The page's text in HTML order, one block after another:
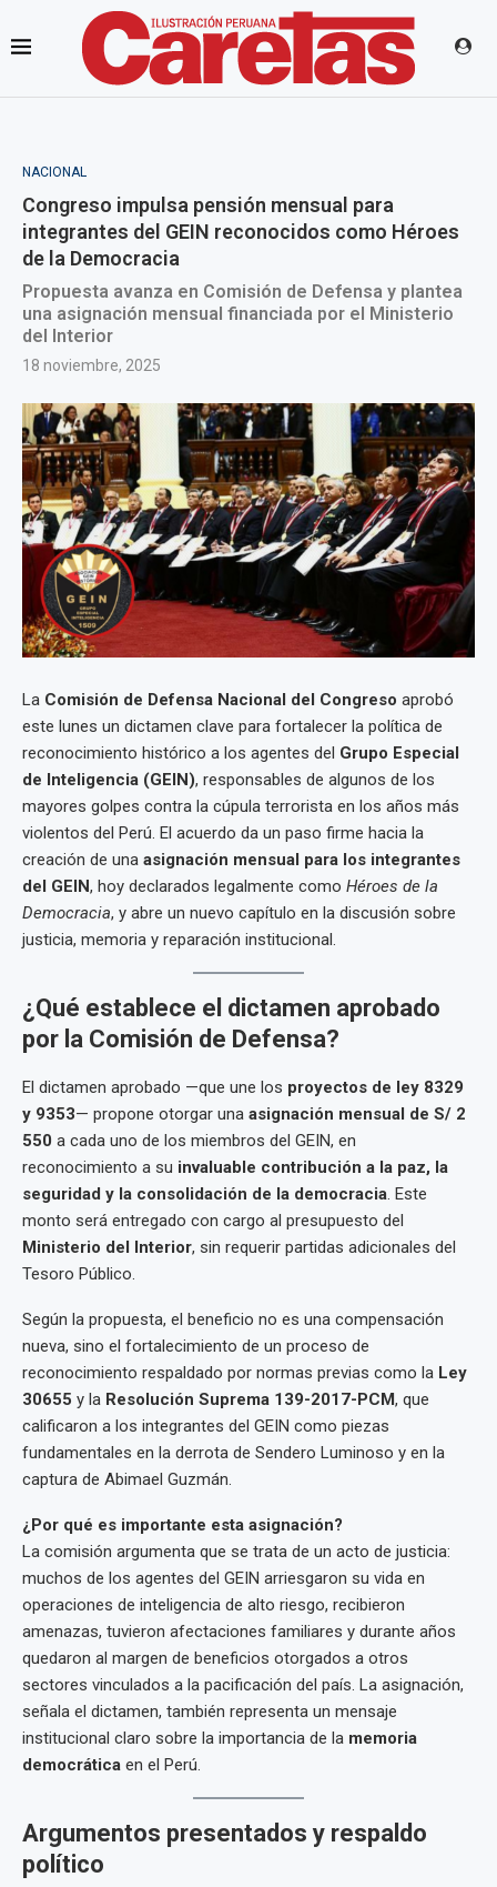
NACIONAL
Congreso impulsa pensión mensual para
integrantes del GEIN reconocidos como Héroes
de la Democracia
Propuesta avanza en Comisión de Defensa y plantea
una asignación mensual financiada por el Ministerio
del Interior
18 noviembre, 2025
La Comisión de Defensa Nacional del Congreso aprobó
este lunes un dictamen clave para fortalecer la política de
reconocimiento histórico a los agentes del Grupo Especial
de Inteligencia (GEIN), responsables de algunos de los
mayores golpes contra la cúpula terrorista en los años más
violentos del Perú. El acuerdo da un paso firme hacia la
creación de una asignación mensual para los integrantes
del GEIN, hoy declarados legalmente como Héroes de la
Democracia, y abre un nuevo capítulo en la discusión sobre
justicia, memoria y reparación institucional.
¿Qué establece el dictamen aprobado
por la Comisión de Defensa?
El dictamen aprobado —que une los proyectos de ley 8329
y 9353— propone otorgar una asignación mensual de S/ 2
550 a cada uno de los miembros del GEIN, en
reconocimiento a su invaluable contribución a la paz, la
seguridad y la consolidación de la democracia. Este
monto será entregado con cargo al presupuesto del
Ministerio del Interior, sin requerir partidas adicionales del
Tesoro Público.
Según la propuesta, el beneficio no es una compensación
nueva, sino el fortalecimiento de un proceso de
reconocimiento respaldado por normas previas como la Ley
30655 y la Resolución Suprema 139-2017-PCM, que
calificaron a los integrantes del GEIN como piezas
fundamentales en la derrota de Sendero Luminoso y en la
captura de Abimael Guzmán.
¿Por qué es importante esta asignación?
La comisión argumenta que se trata de un acto de justicia:
muchos de los agentes del GEIN arriesgaron su vida en
operaciones de inteligencia de alto riesgo, recibieron
amenazas, tuvieron afectaciones familiares y durante años
quedaron al margen de beneficios otorgados a otros
sectores vinculados a la pacificación del país. La asignación,
señala el dictamen, también representa un mensaje
institucional claro sobre la importancia de la memoria
democrática en el Perú.
Argumentos presentados y respaldo
político